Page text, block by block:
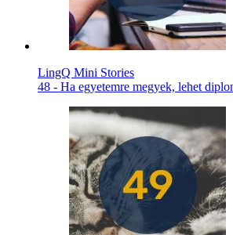
LingQ Mini Stories
48 - Ha egyetemre megyek, lehet